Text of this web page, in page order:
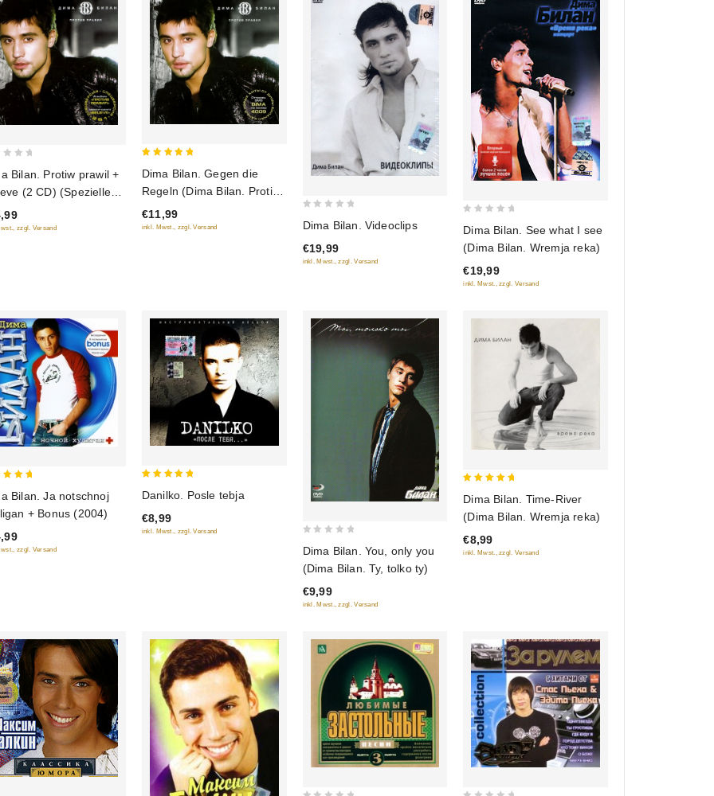
Bilan. Protiw prawil +
(2 CD) (Spezielle
zzgl. Versand
Dima Bilan. Gegen die
Regeln (Dima Bilan. Protiw
prawil) (2008)
€11,99
inkl. Mwst., zzgl. Versand
of
5
Dima Bilan. Videoclips
€19,99
inkl. Mwst., zzgl. Versand
of
5
Dima Bilan. See what I see
(Dima Bilan. Wremja reka)
€19,99
inkl. Mwst., zzgl. Versand
Bilan. Ja notschnoj
+ Bonus (2004)
zzgl. Versand
Danilko. Posle tebja
€8,99
inkl. Mwst., zzgl. Versand
of
5
Dima Bilan. You, only you
(Dima Bilan. Ty, tolko ty)
€9,99
inkl. Mwst., zzgl. Versand
Dima Bilan. Time-River
(Dima Bilan. Wremja reka)
€8,99
inkl. Mwst., zzgl. Versand